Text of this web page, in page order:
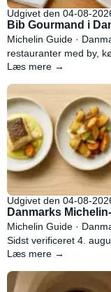
Udgivet den 04-08-
Bib Gourmand i
Michelin Guide ·
restauranter med by,
Læs mere →
Udgivet den 04-08-
Danmarks
Michelin Guide ·
Sidst verificeret 4.
Læs mere →